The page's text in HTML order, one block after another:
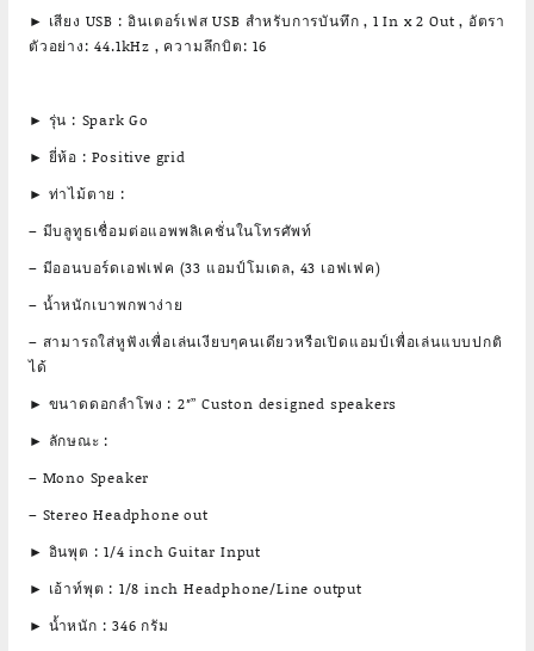
► เสียง USB : อินเตอร์เฟส USB สำหรับการบันทึก , 1 In x 2 Out , อัตรา
ตัวอย่าง: 44.1kHz , ความลึกบิต: 16
► รุ่น : Spark Go
► ยี่ห้อ : Positive grid
► ท่าไม้ตาย :
– มีบลูทูธเชื่อมต่อแอพพลิเคชั่นในโทรศัพท์
– มีออนบอร์ดเอฟเฟค (33 แอมป์โมเดล, 43 เอฟเฟค)
– น้ำหนักเบาพกพาง่าย
– สามารถใส่หูฟังเพื่อเล่นเงียบๆคนเดียวหรือเปิดแอมป์เพื่อเล่นแบบปกติ
ได้
► ขนาดดอกลำโพง : 2″” Custon designed speakers
► ลักษณะ :
– Mono Speaker
– Stereo Headphone out
► อินพุต : 1/4 inch Guitar Input
► เอ้าท์พุต : 1/8 inch Headphone/Line output
► น้ำหนัก : 346 กรัม